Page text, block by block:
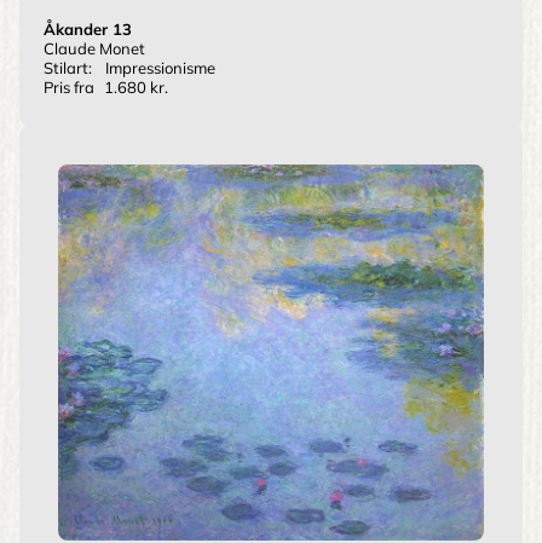
Åkander 13
Claude Monet
Stilart:
Impressionisme
Pris fra
1.680 kr.